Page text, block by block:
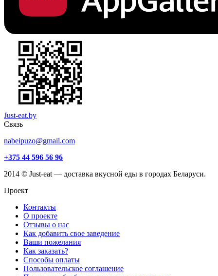
Just-eat.by
Связь
nabeipuzo@gmail.com
+375 44 596 56 96
2014 © Just-eat — доставка вкусной еды в городах Беларуси.
Проект
Контакты
О проекте
Отзывы о нас
Как добавить свое заведение
Ваши пожелания
Как заказать?
Способы оплаты
Пользовательское соглашение